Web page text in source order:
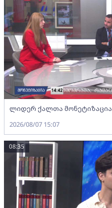
ლიდერ ქალთა მონეტიზაცია
2026/08/07 15:07
08:35